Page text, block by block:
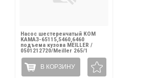
Насос шестеренчатый КОМ
КАМАЗ-65115,5460,6460
подъема кузова MEILLER /
0501212720/Meiller 265/1
В КОРЗИНУ